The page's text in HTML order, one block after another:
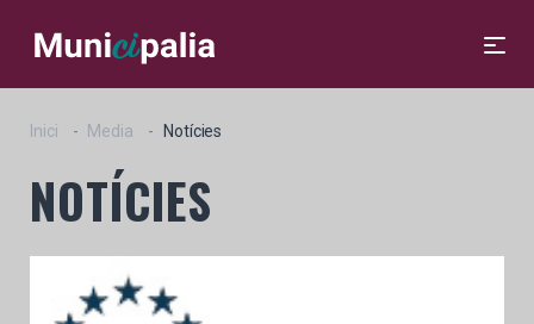
Inici Media Notícies
NOTÍCIES